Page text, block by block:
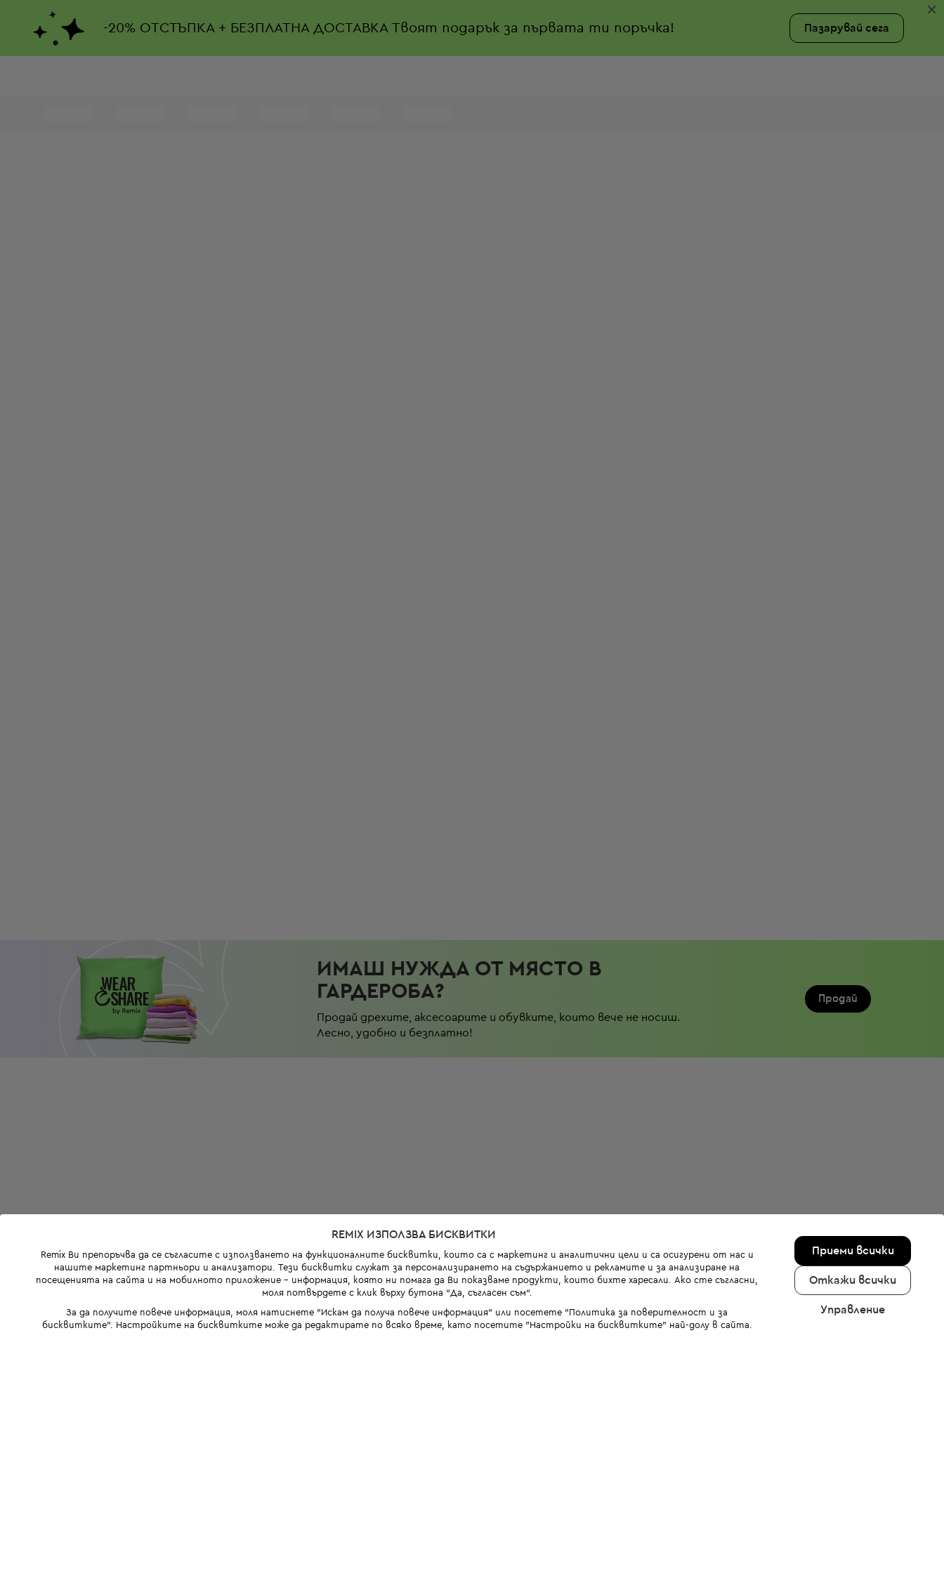
-20% ОТСТЪПКА + БЕЗПЛАТНА ДОСТАВКАТвоят подарък за първата ти поръчка! Пазарувай сега
×
ИМАШ НУЖДА ОТ МЯСТО В
ГАРДЕРОБА?
Продай дрехите, аксесоарите и обувките, които вече не носиш.
Лесно, удобно и безплатно!
Продай
REMIX ИЗПОЛЗВА БИСКВИТКИ
Remix Ви препоръчва да се съгласите с използването на функционалните бисквитки, които са с маркетинг и аналитични цели и са осигурени от нас и
нашите маркетинг партньори и анализатори. Тези бисквитки служат за персонализирането на съдържанието и рекламите и за анализиране на
посещенията на сайта и на мобилното приложение - информация, която ни помага да Ви показваме продукти, които бихте харесали. Ако сте съгласни,
моля потвърдете с клик върху бутона “Да, съгласен съм“.
За да получите повече информация, моля натиснете "Искам да получа повече информация" или посетете "Политика за поверителност и за
бисквитките". Настройките на бисквитките може да редактирате по всяко време, като посетите "Настройки на бисквитките" най-долу в сайта.
Приеми всички
Откажи всички
Управление